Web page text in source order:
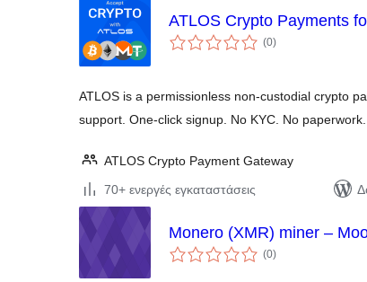
ATLOS Crypto Payments
(0αξιολογήσεις
σύνολο
)
ATLOS is a permissionless non-custodial crypto
support. One-click signup. No KYC. No
ATLOS Crypto Payment Gateway
70+ ενεργές εγκαταστάσεις
Monero (XMR) miner –
(0αξιολογήσεις
σύνολο
)